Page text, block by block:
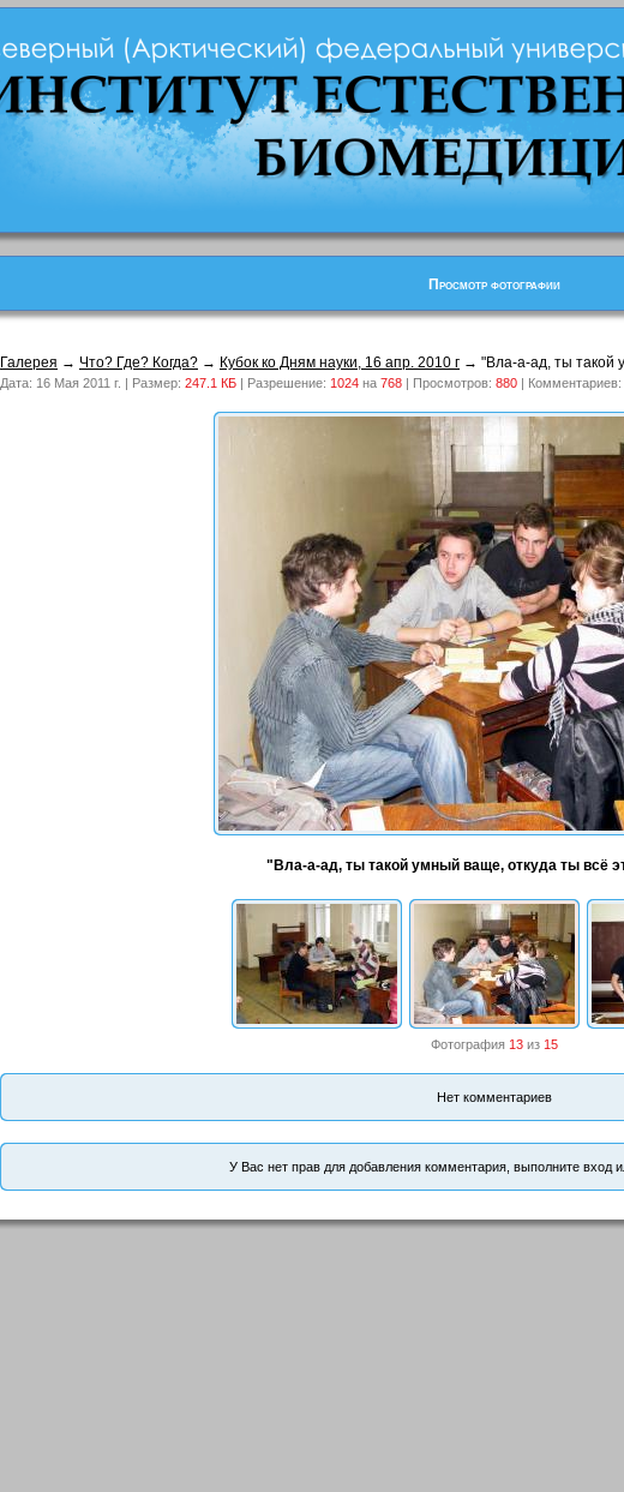
Просмотр фотографии
Галерея → Что? Где? Когда? → Кубок ко Дням науки, 16 апр. 2010 г → "Вла-а-ад, ты такой
Дата: 16 Мая 2011 г. | Размер: 247.1 КБ | Разрешение: 1024 на 768 | Просмотров: 880 | Комментариев:
"Вла-а-ад, ты такой умный ваще, откуда ты всё
Фотография 13 из 15
Нет комментариев
У Вас нет прав для добавления комментария, выполните вход